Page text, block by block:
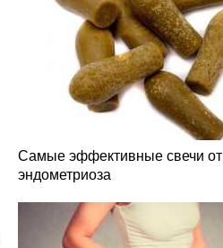
Самые эффективные свечи от
эндометриоза